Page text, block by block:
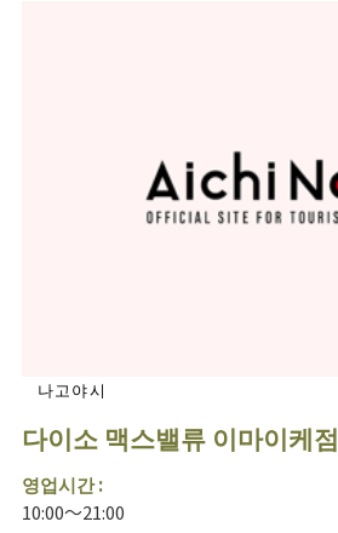
나고야시
다이소 맥스밸류 이마이케점
영업시간 :
10:00～21:00